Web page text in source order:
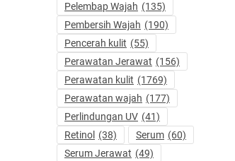
Pelembap Wajah (135)
Pembersih Wajah (190)
Pencerah kulit (55)
Perawatan Jerawat (156)
Perawatan kulit (1769)
Perawatan wajah (177)
Perlindungan UV (41)
Retinol (38) Serum (60)
Serum Jerawat (49)